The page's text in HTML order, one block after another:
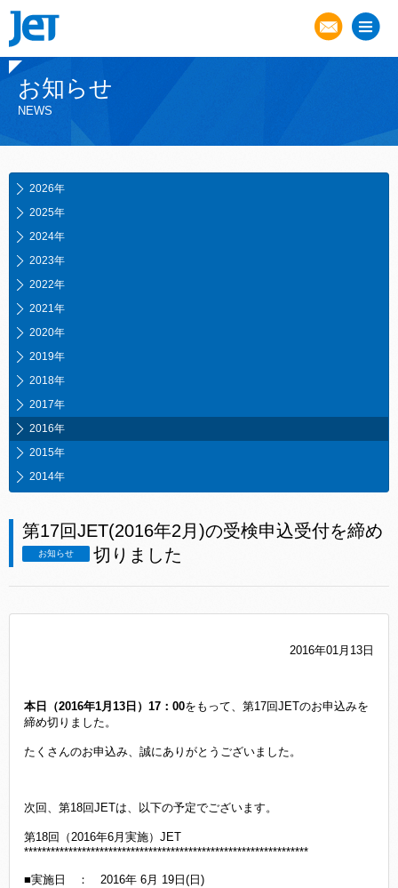
お知らせ
NEWS
2026年
2025年
2024年
2023年
2022年
2021年
2020年
2019年
2018年
2017年
2016年
2015年
2014年
第17回JET(2016年2月)の受検申込受付を締め
切りました
お知らせ
2016年01月13日
本日（2016年1月13日）17：00をもって、第17回JETのお申込みを
締め切りました。
たくさんのお申込み、誠にありがとうございました。
次回、第18回JETは、以下の予定でございます。
第18回（2016年6月実施）JET
****************************************************************
■実施日 ： 2016年 6月 19日(日)